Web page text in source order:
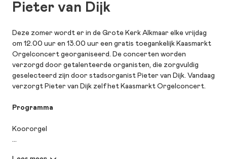
Pieter van Dijk
Deze zomer wordt er in de Grote Kerk Alkmaar elke vrijdag
om 12.00 uur en 13.00 uur een gratis toegankelijk Kaasmarkt
Orgelconcert georganiseerd. De concerten worden
verzorgd door getalenteerde organisten, die zorgvuldig
geselecteerd zijn door stadsorganist Pieter van Dijk. Vandaag
verzorgt Pieter van Dijk zelf het Kaasmarkt Orgelconcert.
Programma
Koororgel